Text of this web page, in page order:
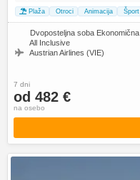
Plaža Otroci Animacija Šport
Dvoposteljna soba
All Inclusive
Austrian Airlines (VIE)
7 dni
od 482 €
na osebo